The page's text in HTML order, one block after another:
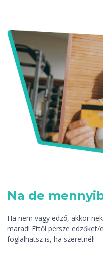
Na de
Ha nem vagy edző, akkor
marad! Ettől persze edzőket/
foglalhatsz is, ha szeretnél!